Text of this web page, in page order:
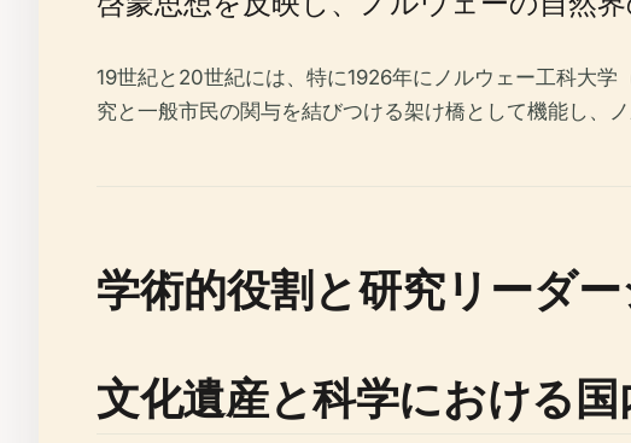
19世紀と20世紀には、特に1926年にノルウェー工科大
究と一般市民の関与を結びつける架け橋として機能し、
学術的役割と研究リーダ
文化遺産と科学における